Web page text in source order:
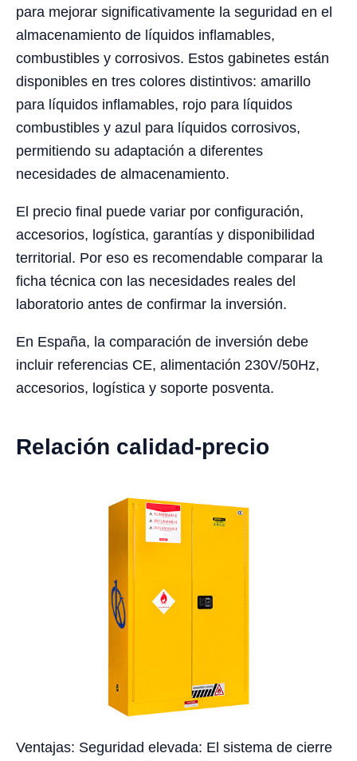
para mejorar significativamente la seguridad en el
almacenamiento de líquidos inflamables,
combustibles y corrosivos. Estos gabinetes están
disponibles en tres colores distintivos: amarillo
para líquidos inflamables, rojo para líquidos
combustibles y azul para líquidos corrosivos,
permitiendo su adaptación a diferentes
necesidades de almacenamiento.
El precio final puede variar por configuración,
accesorios, logística, garantías y disponibilidad
territorial. Por eso es recomendable comparar la
ficha técnica con las necesidades reales del
laboratorio antes de confirmar la inversión.
En España, la comparación de inversión debe
incluir referencias CE, alimentación 230V/50Hz,
accesorios, logística y soporte posventa.
Relación calidad-precio
Ventajas: Seguridad elevada: El sistema de cierre